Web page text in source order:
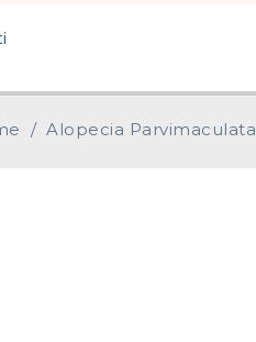
/ Alopecia Parvimaculata